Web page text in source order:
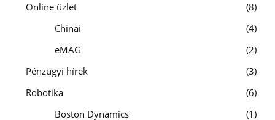
Online üzlet
8
Chinai
4
eMAG
2
Pénzügyi hírek
3
Robotika
6
Boston Dynamics
1